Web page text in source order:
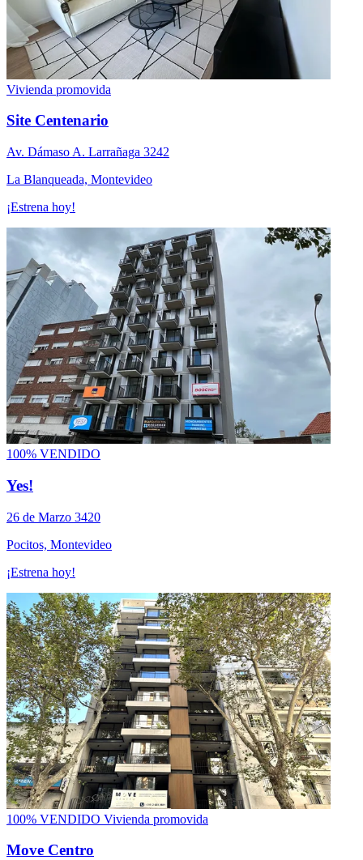
Vivienda promovida
Site Centenario
Av. Dámaso A. Larrañaga 3242
La Blanqueada, Montevideo
¡Estrena hoy!
100% VENDIDO
Yes!
26 de Marzo 3420
Pocitos, Montevideo
¡Estrena hoy!
100% VENDIDO Vivienda promovida
Move Centro